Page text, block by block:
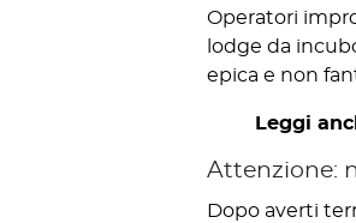
Operatori
lodge da
epica e non
Leggi
Attenzione:
Dopo averti